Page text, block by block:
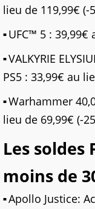
lieu de 119,99€ (-
UFC™ 5 : 39,99€
VALKYRIE
PS5 : 33,99€ au
Warhammer
lieu de 69,99€ (-
Les soldes
moins de
Apollo Justice: